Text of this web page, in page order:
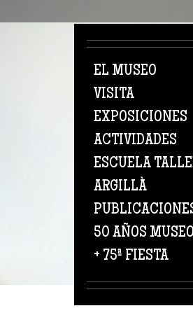
EL MUSEO
VISITA
EXPOSICIONES
ACTIVIDADES
ESCUELA
ARGILLÀ
50 AÑOS MUSEO
+ 75ª FIESTA